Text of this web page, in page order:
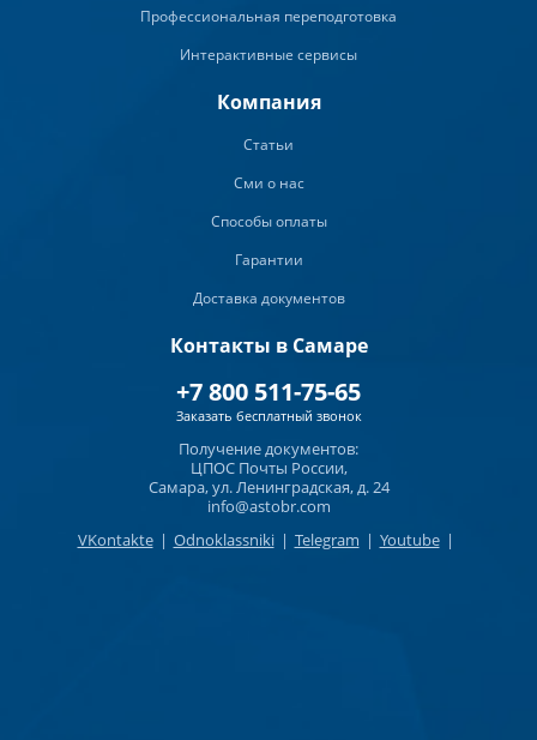
Профессиональная переподготовка
Интерактивные сервисы
Компания
Статьи
Сми о нас
Способы оплаты
Гарантии
Доставка документов
Контакты в Самаре
+7 800 511-75-65
Заказать бесплатный звонок
Получение документов:
ЦПОС Почты России,
Самара, ул. Ленинградская, д. 24
info@astobr.com
VKontakte | Odnoklassniki | Telegram | Youtube |